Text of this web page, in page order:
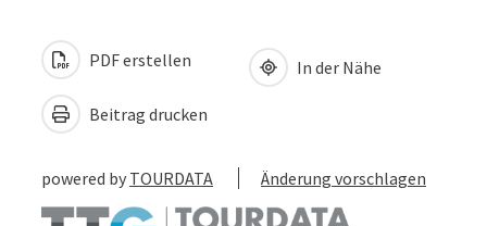
PDF erstellen
Beitrag drucken
In der Nähe
powered by TOURDATA Änderung vorschlagen